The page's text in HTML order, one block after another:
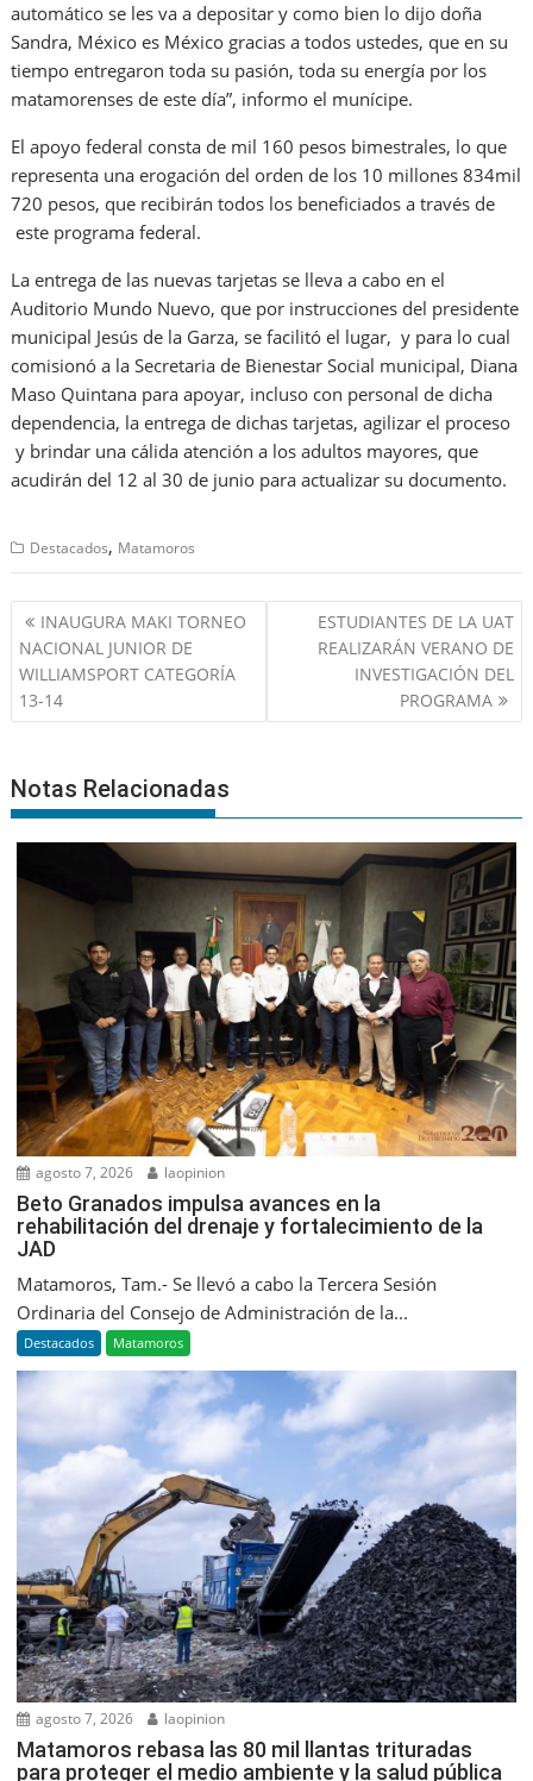
automático se les va a depositar y como bien lo dijo doña
Sandra, México es México gracias a todos ustedes, que en su
tiempo entregaron toda su pasión, toda su energía por los
matamorenses de este día”, informo el munícipe.
El apoyo federal consta de mil 160 pesos bimestrales, lo que
representa una erogación del orden de los 10 millones 834mil
720 pesos, que recibirán todos los beneficiados a través de
este programa federal.
La entrega de las nuevas tarjetas se lleva a cabo en el
Auditorio Mundo Nuevo, que por instrucciones del presidente
municipal Jesús de la Garza, se facilitó el lugar, y para lo cual
comisionó a la Secretaria de Bienestar Social municipal, Diana
Maso Quintana para apoyar, incluso con personal de dicha
dependencia, la entrega de dichas tarjetas, agilizar el proceso
y brindar una cálida atención a los adultos mayores, que
acudirán del 12 al 30 de junio para actualizar su documento.
Destacados, Matamoros
Navegación
de
entradas
INAUGURA MAKI TORNEO
NACIONAL JUNIOR DE
WILLIAMSPORT CATEGORÍA
13-14
ESTUDIANTES DE LA UAT
REALIZARÁN VERANO DE
INVESTIGACIÓN DEL
PROGRAMA
Notas Relacionadas
agosto 7, 2026 laopinion
Beto Granados impulsa avances en la
rehabilitación del drenaje y fortalecimiento de la
JAD
Matamoros, Tam.- Se llevó a cabo la Tercera Sesión
Ordinaria del Consejo de Administración de la...
Destacados Matamoros
agosto 7, 2026 laopinion
Matamoros rebasa las 80 mil llantas trituradas
para proteger el medio ambiente y la salud pública